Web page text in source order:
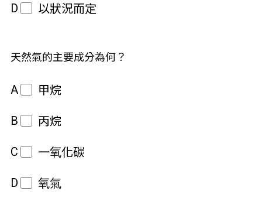
D 以狀況而定
天然氣的主要成分為何？
A 甲烷
B 丙烷
C 一氧化碳
D 氧氣